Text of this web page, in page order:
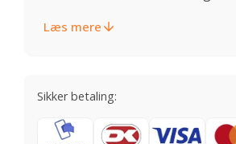
Læs mere
Sikker betaling: